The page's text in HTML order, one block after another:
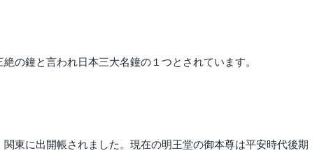
の鐘と言われ日本三大名鐘の１つとされています。
東に出開帳されました。現在の明王堂の御本尊は平安時代後期